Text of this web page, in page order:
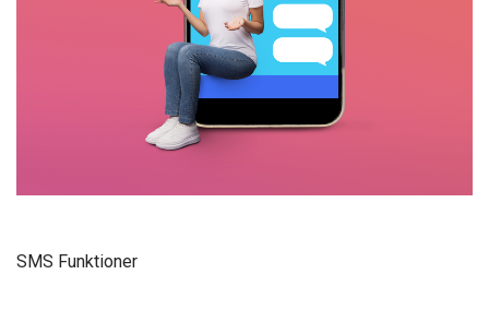
SMS Funktioner